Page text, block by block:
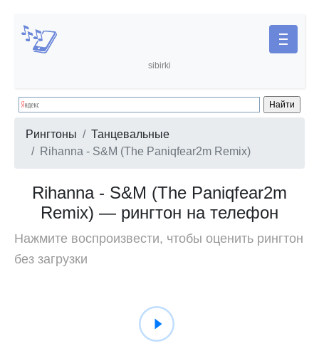
sibirki
Рингтоны
Танцевальные
Rihanna - S&M (The Paniqfear2m Remix)
Rihanna - S&M (The Paniqfear2m
Remix) — рингтон на телефон
Нажмите воспроизвести, чтобы оценить рингтон
без загрузки